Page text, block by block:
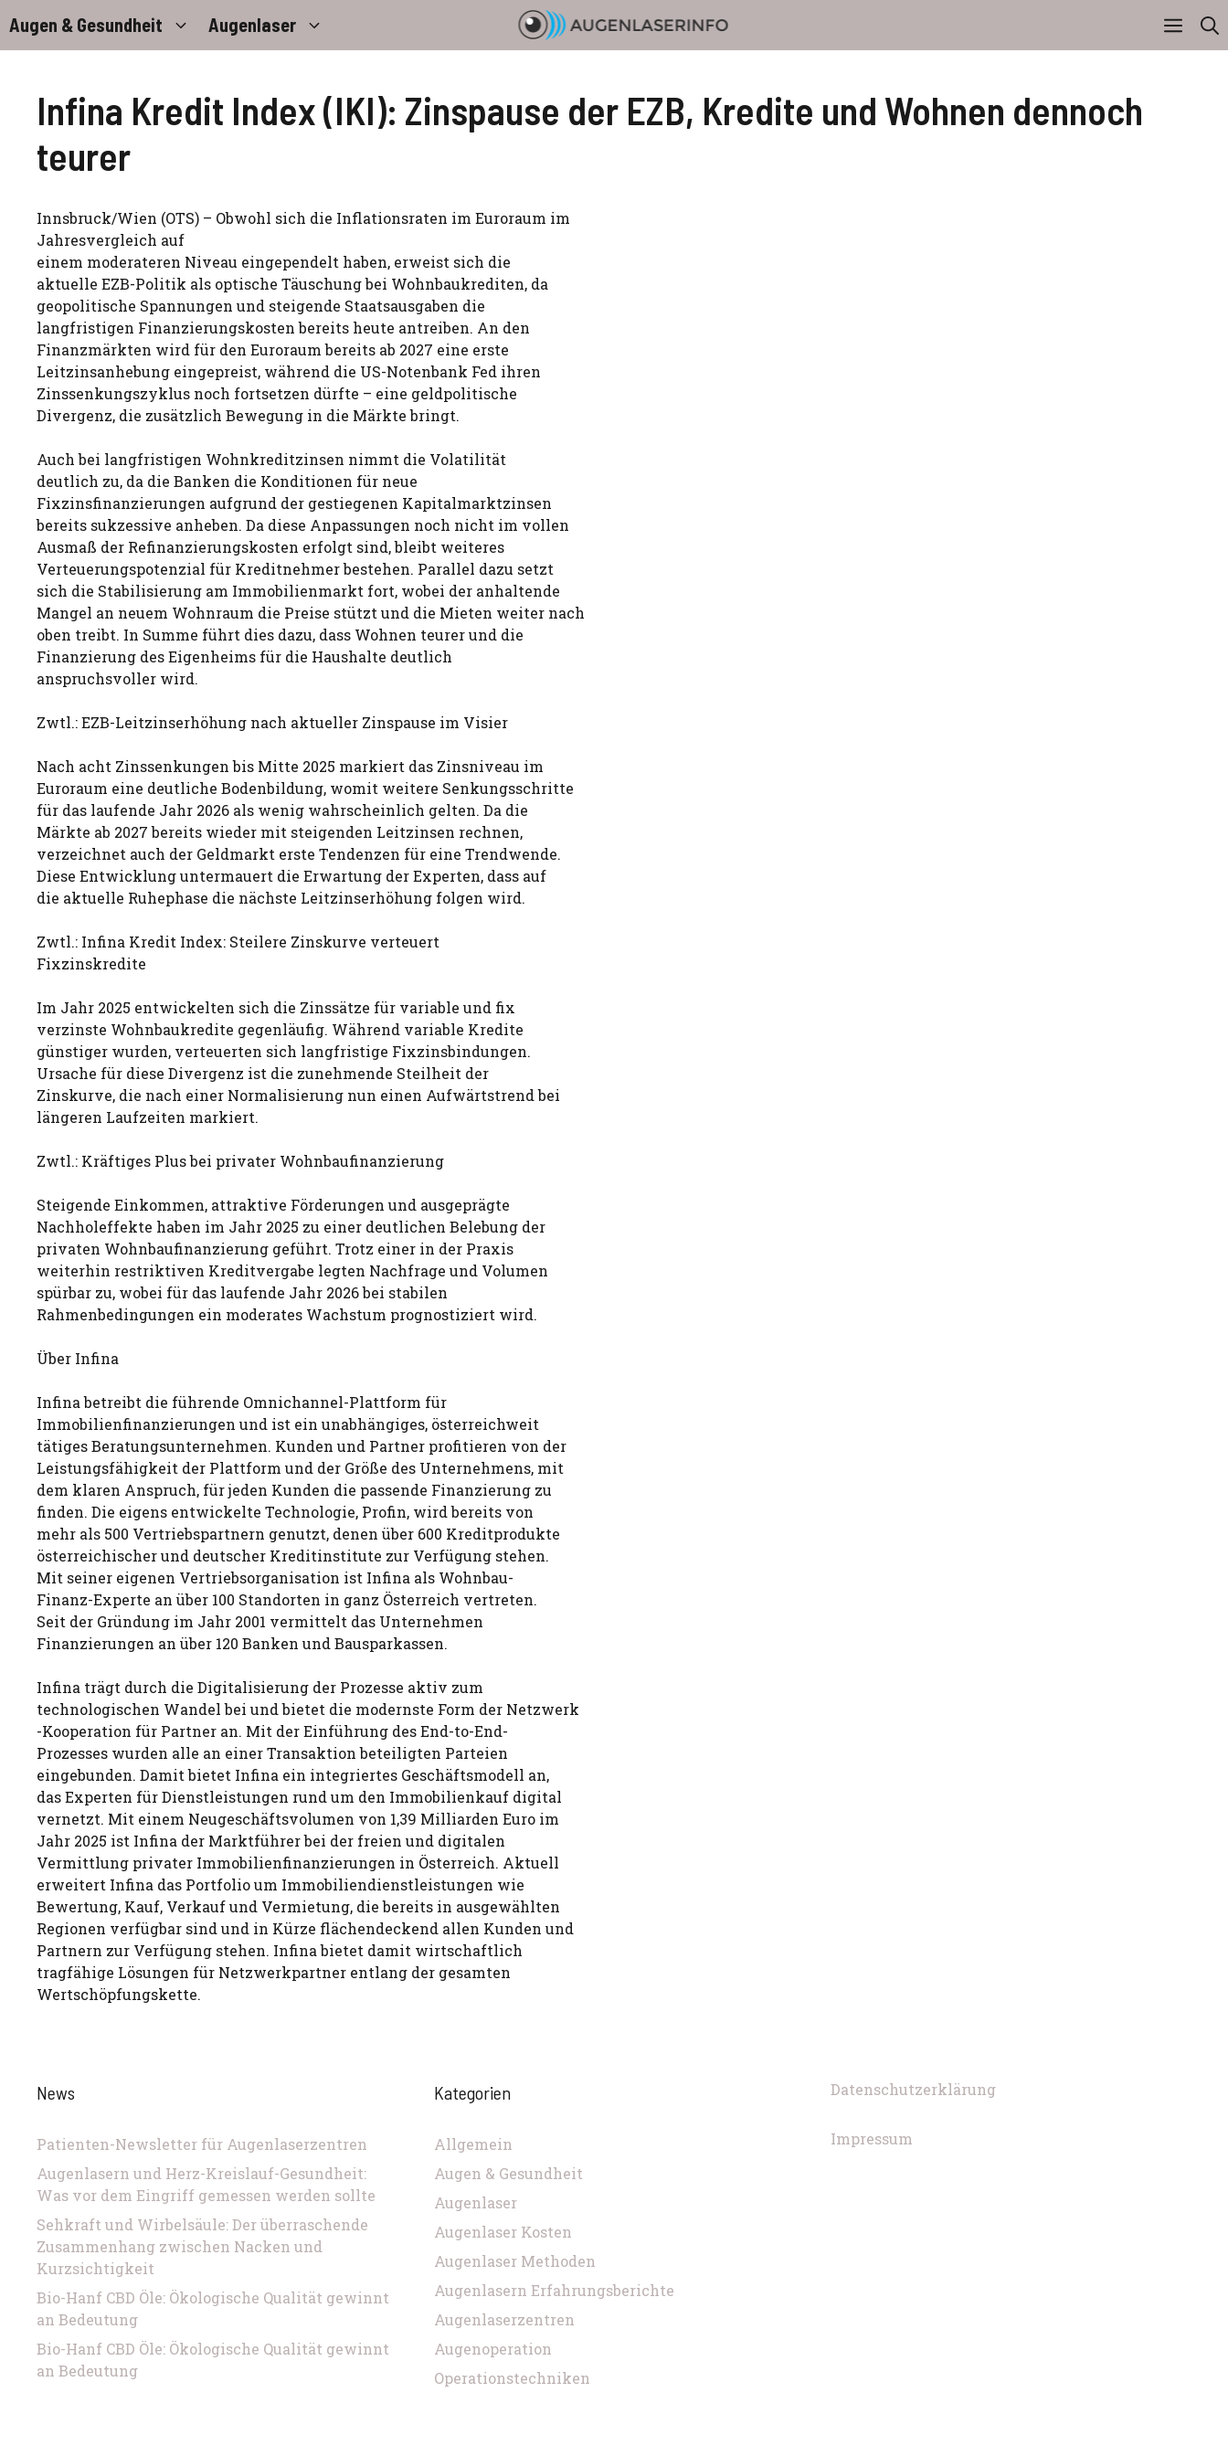
Inhalt
springen
Augen & Gesundheit Augenlaser
Infina Kredit Index (IKI): Zinspause der EZB, Kredite und Wohnen dennoch
teurer
Innsbruck/Wien (OTS) – Obwohl sich die Inflationsraten im Euroraum im
Jahresvergleich auf
einem moderateren Niveau eingependelt haben, erweist sich die
aktuelle EZB-Politik als optische Täuschung bei Wohnbaukrediten, da
geopolitische Spannungen und steigende Staatsausgaben die
langfristigen Finanzierungskosten bereits heute antreiben. An den
Finanzmärkten wird für den Euroraum bereits ab 2027 eine erste
Leitzinsanhebung eingepreist, während die US-Notenbank Fed ihren
Zinssenkungszyklus noch fortsetzen dürfte – eine geldpolitische
Divergenz, die zusätzlich Bewegung in die Märkte bringt.
Auch bei langfristigen Wohnkreditzinsen nimmt die Volatilität
deutlich zu, da die Banken die Konditionen für neue
Fixzinsfinanzierungen aufgrund der gestiegenen Kapitalmarktzinsen
bereits sukzessive anheben. Da diese Anpassungen noch nicht im vollen
Ausmaß der Refinanzierungskosten erfolgt sind, bleibt weiteres
Verteuerungspotenzial für Kreditnehmer bestehen. Parallel dazu setzt
sich die Stabilisierung am Immobilienmarkt fort, wobei der anhaltende
Mangel an neuem Wohnraum die Preise stützt und die Mieten weiter nach
oben treibt. In Summe führt dies dazu, dass Wohnen teurer und die
Finanzierung des Eigenheims für die Haushalte deutlich
anspruchsvoller wird.
Zwtl.: EZB-Leitzinserhöhung nach aktueller Zinspause im Visier
Nach acht Zinssenkungen bis Mitte 2025 markiert das Zinsniveau im
Euroraum eine deutliche Bodenbildung, womit weitere Senkungsschritte
für das laufende Jahr 2026 als wenig wahrscheinlich gelten. Da die
Märkte ab 2027 bereits wieder mit steigenden Leitzinsen rechnen,
verzeichnet auch der Geldmarkt erste Tendenzen für eine Trendwende.
Diese Entwicklung untermauert die Erwartung der Experten, dass auf
die aktuelle Ruhephase die nächste Leitzinserhöhung folgen wird.
Zwtl.: Infina Kredit Index: Steilere Zinskurve verteuert
Fixzinskredite
Im Jahr 2025 entwickelten sich die Zinssätze für variable und fix
verzinste Wohnbaukredite gegenläufig. Während variable Kredite
günstiger wurden, verteuerten sich langfristige Fixzinsbindungen.
Ursache für diese Divergenz ist die zunehmende Steilheit der
Zinskurve, die nach einer Normalisierung nun einen Aufwärtstrend bei
längeren Laufzeiten markiert.
Zwtl.: Kräftiges Plus bei privater Wohnbaufinanzierung
Steigende Einkommen, attraktive Förderungen und ausgeprägte
Nachholeffekte haben im Jahr 2025 zu einer deutlichen Belebung der
privaten Wohnbaufinanzierung geführt. Trotz einer in der Praxis
weiterhin restriktiven Kreditvergabe legten Nachfrage und Volumen
spürbar zu, wobei für das laufende Jahr 2026 bei stabilen
Rahmenbedingungen ein moderates Wachstum prognostiziert wird.
Über Infina
Infina betreibt die führende Omnichannel-Plattform für
Immobilienfinanzierungen und ist ein unabhängiges, österreichweit
tätiges Beratungsunternehmen. Kunden und Partner profitieren von der
Leistungsfähigkeit der Plattform und der Größe des Unternehmens, mit
dem klaren Anspruch, für jeden Kunden die passende Finanzierung zu
finden. Die eigens entwickelte Technologie, Profin, wird bereits von
mehr als 500 Vertriebspartnern genutzt, denen über 600 Kreditprodukte
österreichischer und deutscher Kreditinstitute zur Verfügung stehen.
Mit seiner eigenen Vertriebsorganisation ist Infina als Wohnbau-
Finanz-Experte an über 100 Standorten in ganz Österreich vertreten.
Seit der Gründung im Jahr 2001 vermittelt das Unternehmen
Finanzierungen an über 120 Banken und Bausparkassen.
Infina trägt durch die Digitalisierung der Prozesse aktiv zum
technologischen Wandel bei und bietet die modernste Form der Netzwerk
-Kooperation für Partner an. Mit der Einführung des End-to-End-
Prozesses wurden alle an einer Transaktion beteiligten Parteien
eingebunden. Damit bietet Infina ein integriertes Geschäftsmodell an,
das Experten für Dienstleistungen rund um den Immobilienkauf digital
vernetzt. Mit einem Neugeschäftsvolumen von 1,39 Milliarden Euro im
Jahr 2025 ist Infina der Marktführer bei der freien und digitalen
Vermittlung privater Immobilienfinanzierungen in Österreich. Aktuell
erweitert Infina das Portfolio um Immobiliendienstleistungen wie
Bewertung, Kauf, Verkauf und Vermietung, die bereits in ausgewählten
Regionen verfügbar sind und in Kürze flächendeckend allen Kunden und
Partnern zur Verfügung stehen. Infina bietet damit wirtschaftlich
tragfähige Lösungen für Netzwerkpartner entlang der gesamten
Wertschöpfungskette.
News
Patienten-Newsletter für Augenlaserzentren
Augenlasern und Herz-Kreislauf-Gesundheit:
Was vor dem Eingriff gemessen werden sollte
Sehkraft und Wirbelsäule: Der überraschende
Zusammenhang zwischen Nacken und
Kurzsichtigkeit
Bio-Hanf CBD Öle: Ökologische Qualität gewinnt
an Bedeutung
Bio-Hanf CBD Öle: Ökologische Qualität gewinnt
an Bedeutung
Kategorien
Allgemein
Augen & Gesundheit
Augenlaser
Augenlaser Kosten
Augenlaser Methoden
Augenlasern Erfahrungsberichte
Augenlaserzentren
Augenoperation
Operationstechniken
Datenschutzerklärung
Impressum